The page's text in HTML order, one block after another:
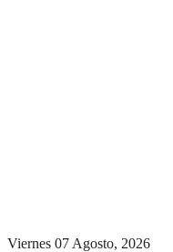
Viernes 07 Agosto, 2026